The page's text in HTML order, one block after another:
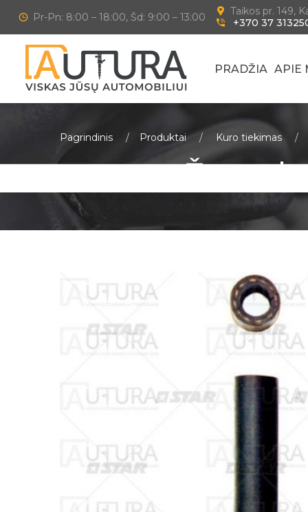
Pr-Pn: 8:00 – 18:00, Šd: 9:00 – 13:00
Taikos pr. 149,
+370 37
PRADŽIA APIE
Pagrindinis Produktai Kuro tiekimas
Žarna